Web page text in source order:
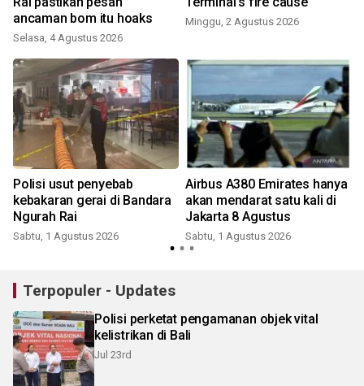
ancaman bom itu hoaks
Selasa, 4 Agustus 2026
Minggu, 2 Agustus 2026
Polisi usut penyebab
kebakaran gerai di Bandara
Ngurah Rai
Sabtu, 1 Agustus 2026
Airbus A380 Emirates hanya
akan mendarat satu kali di
Jakarta 8 Agustus
Sabtu, 1 Agustus 2026
Terpopuler - Updates
Polisi perketat pengamanan objek vital
kelistrikan di Bali
Jul 23rd